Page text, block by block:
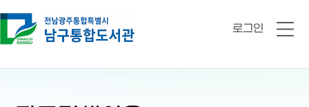
로그인
전